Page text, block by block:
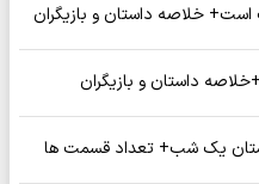
خلاصه داستان و بازیگران
داستان و بازیگران
یک شب+ تعداد قسمت ها